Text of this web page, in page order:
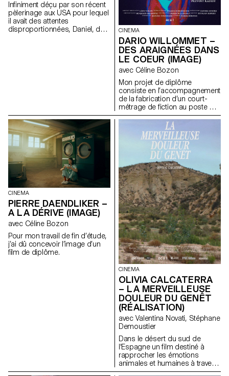
Infiniment déçu par son récent
pèlerinage aux USA pour lequel
il avait des attentes
disproportionnées, Daniel, de
CINEMA
DARIO WILLOMMET –
DES ARAIGNÉES DANS
LE COEUR (IMAGE)
avec Céline Bozon
Mon projet de diplôme
consiste en l’accompagnement
de la fabrication d’un court-
métrage de fiction au poste de
chef-opérateur.
CINEMA
PIERRE DAENDLIKER –
A LA DÉRIVE (IMAGE)
avec Céline Bozon
Pour mon travail de fin d’étude,
j’ai dû concevoir l’image d’un
film de diplôme.
CINEMA
OLIVIA CALCATERRA
– LA MERVEILLEUSE
DOULEUR DU GENÊT
(RÉALISATION)
avec Valentina Novati, Stéphane
Demoustier
Dans le désert du sud de
l'Espagne un film destiné à
rapprocher les émotions
animales et humaines à travers
le traumatisme de l'abandon.